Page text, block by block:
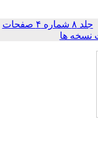
جلد ۸ شماره ۴ صفحات
ها